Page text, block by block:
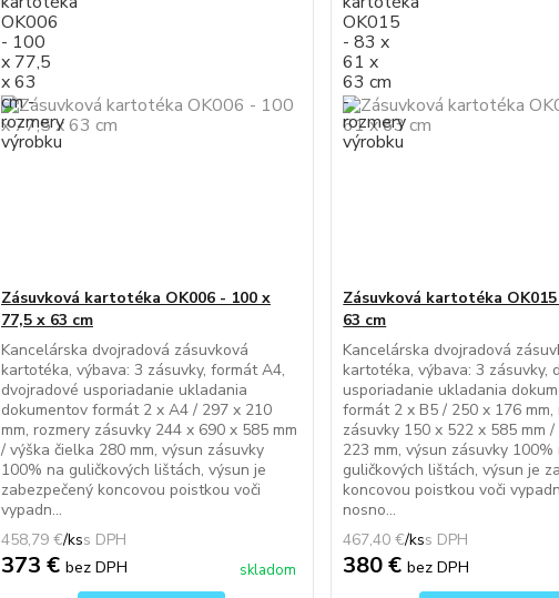
Zásuvková kartotéka OK006 - 100 x
77,5 x 63 cm
Kancelárska dvojradová zásuvková
kartotéka, výbava: 3 zásuvky, formát A4,
dvojradové usporiadanie ukladania
dokumentov formát 2 x A4 / 297 x 210
mm, rozmery zásuvky 244 x 690 x 585 mm
/ výška čielka 280 mm, výsun zásuvky
100% na guličkových lištách, výsun je
zabezpečený koncovou poistkou voči
vypadn...
458,79 €/ks
373 € bez DPH skladom
Zásuvková kartotéka
63 cm
Kancelárska dvojradová
kartotéka, výbava: 3 zásuvky,
usporiadanie ukladania
formát 2 x B5 / 250 x 176 mm,
zásuvky 150 x 522 x 585 mm
223 mm, výsun zásuvky 100%
guličkových lištách, výsun je
koncovou poistkou voči
nosno...
467,40 €/ks
380 €bez DPH